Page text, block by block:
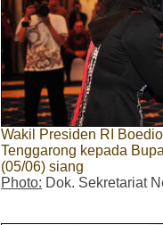
Wakil Presiden RI
Tenggarong kepada
(05/06) siang
Photo: Dok. Sekretariat